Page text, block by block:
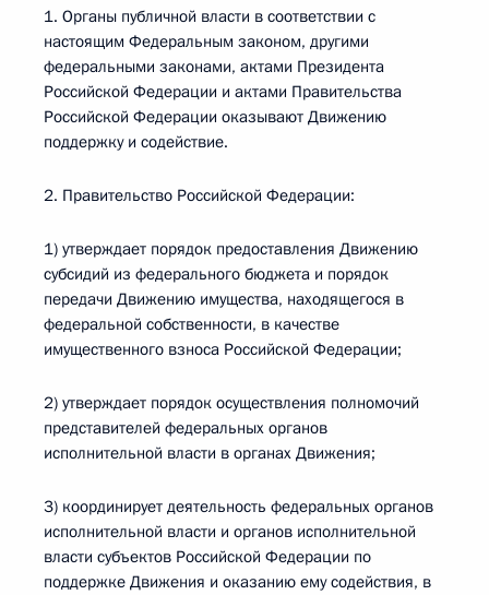
1. Органы публичной власти в соответствии с
настоящим Федеральным законом, другими
федеральными законами, актами Президента
Российской Федерации и актами Правительства
Российской Федерации оказывают Движению
поддержку и содействие.
2. Правительство Российской Федерации:
1) утверждает порядок предоставления Движению
субсидий из федерального бюджета и порядок
передачи Движению имущества, находящегося в
федеральной собственности, в качестве
имущественного взноса Российской Федерации;
2) утверждает порядок осуществления полномочий
представителей федеральных органов
исполнительной власти в органах Движения;
3) координирует деятельность федеральных органов
исполнительной власти и органов исполнительной
власти субъектов Российской Федерации по
поддержке Движения и оказанию ему содействия, в